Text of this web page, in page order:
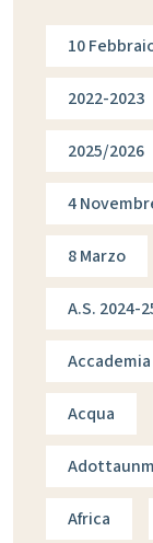
10
2022-2023
2025/2026
4
8 Marzo
A.s. 2024-
Accademia
Acqua
Africa